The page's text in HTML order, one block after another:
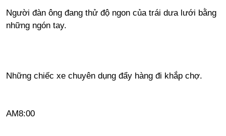
Người đàn ông đang thử độ ngon của trái dưa lưới bằng
những ngón tay.
Những chiếc xe chuyên dụng đẩy hàng đi khắp chợ.
AM8:00